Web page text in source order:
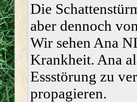
Die
aber dennoch
Wir sehen Ana
Krankheit. Ana
Essstörung zu
propagieren.